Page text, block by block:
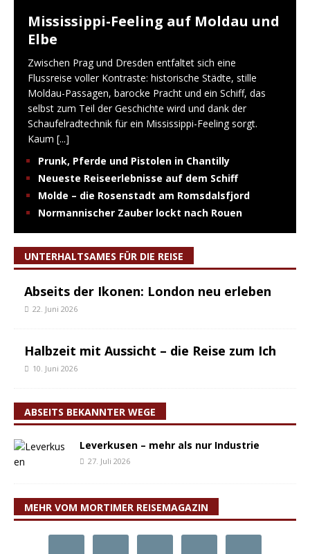
Mississippi-Feeling auf Moldau und
Elbe
Zwischen Prag und Dresden entfaltet sich eine
Flussreise voller Kontraste: historische Städte, stille
Moldau-Passagen, barocke Pracht und ein Schiff, das
selbst zum Teil der Geschichte wird und dank der
Schaufelradtechnik für ein Mississippi-Feeling sorgt.
Kaum [...]
Prunk, Pferde und Pistolen in Chantilly
Neueste Reiseerlebnisse auf dem Schiff
Molde – die Rosenstadt am Romsdalsfjord
Normannischer Zauber lockt nach Rouen
UNTERHALTSAMES FÜR DIE REISE
Abseits der Ikonen: London neu erleben
22. Juni 2026
Halbzeit mit Aussicht – die Reise zum Ich
10. Juni 2026
ABSEITS BEKANNTER WEGE
Leverkusen – mehr als nur Industrie
27. Juli 2026
MEHR VOM MORTIMER REISEMAGAZIN